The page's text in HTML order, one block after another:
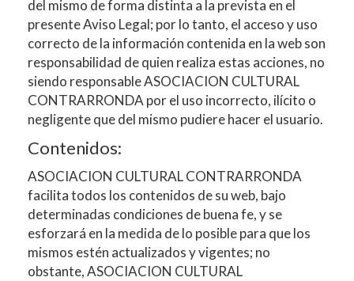
del mismo de forma distinta a la prevista en el
presente Aviso Legal; por lo tanto, el acceso y uso
correcto de la información contenida en la web son
responsabilidad de quien realiza estas acciones, no
siendo responsableASOCIACION CULTURAL
CONTRARRONDA por el uso incorrecto, ilícito o
negligente que del mismo pudiere hacer el usuario.
Contenidos:
ASOCIACION CULTURAL CONTRARRONDA
facilita todos los contenidos de su web, bajo
determinadas condiciones de buena fe, y se
esforzará en la medida de lo posible para que los
mismos estén actualizados y vigentes; no
obstante,ASOCIACION CULTURAL